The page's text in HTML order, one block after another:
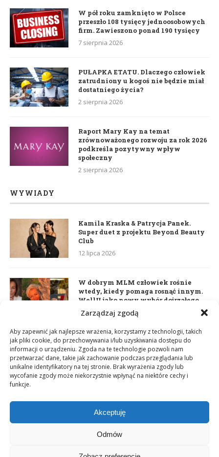
Zarządzaj zgodą
Aby zapewnić jak najlepsze wrażenia, korzystamy z technologii, takich
jak pliki cookie, do przechowywania i/lub uzyskiwania dostępu do
informacji o urządzeniu. Zgoda na te technologie pozwoli nam
przetwarzać dane, takie jak zachowanie podczas przeglądania lub
unikalne identyfikatory na tej stronie. Brak wyrażenia zgody lub
wycofanie zgody może niekorzystnie wpłynąć na niektóre cechy i
funkcje.
Akceptuję
Odmów
W pół roku zamknięto w Polsce
przeszło 108 tysięcy jednoosobowych
firm. Zawieszono ponad 190 tysięcy
7 sierpnia 2026
PUŁAPKA ETATU. Dlaczego człowiek
zatrudniony u kogoś nie będzie miał
dostatniego życia?
2 sierpnia 2026
Raport Mary Kay na temat
zrównoważonego rozwoju za rok 2026
podkreśla pozytywny wpływ
społeczny
2 sierpnia 2026
WYWIADY
Kamila Kraska & Patrycja Panek.
Super duet z projektu Beyond Beauty
Club
12 lipca 2026
W dobrym MLM człowiek rośnie
wtedy, kiedy pomaga rosnąć innym.
WellU jako nowy wybór dojrzałego
lidera
Daria Dudzik. Kocham Cię
17 kwietnia 2026